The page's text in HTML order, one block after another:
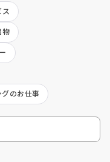
ス
物
グのお仕事